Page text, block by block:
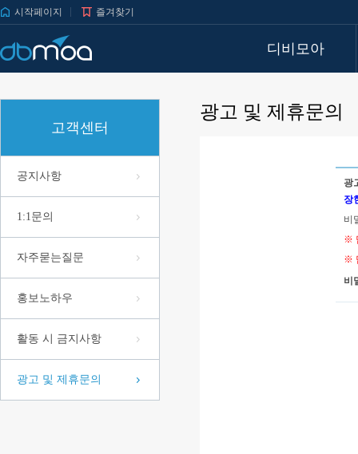
시작페이지 즐겨찾기
디비모아
고객센터
공지사항
1:1문의
자주묻는질문
홍보노하우
활동 시 금지사항
광고 및 제휴문의
광고 및 제휴문의
광
장
비
※
※
비